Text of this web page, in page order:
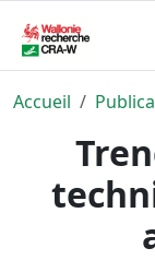
Accueil